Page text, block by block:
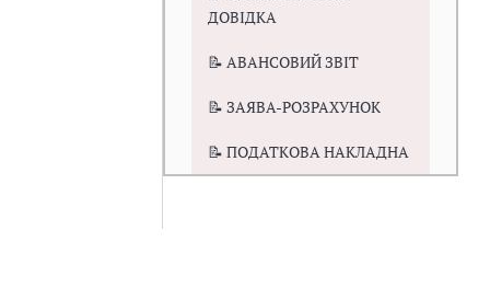
ДОВІДКА
📝 АВАНСОВИЙ ЗВІТ
📝 ЗАЯВА-РОЗРАХУНОК
📝 ПОДАТКОВА НАКЛАДНА